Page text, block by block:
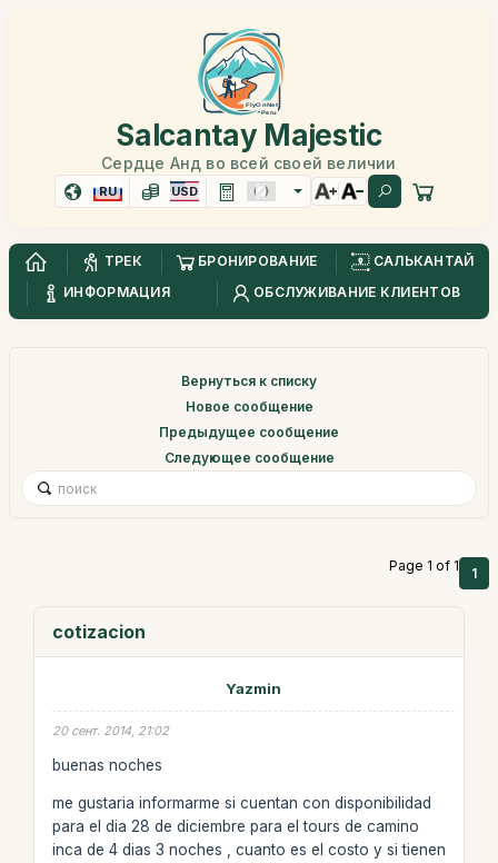
Salcantay Majestic
Сердце Анд во всей своей величии
RU USD
ТРЕК БРОНИРОВАНИЕ
САЛЬКАНТАЙ
ИНФОРМАЦИЯ
ОБСЛУЖИВАНИЕ КЛИЕНТОВ
Вернуться к списку
Новое сообщение
Предыдущее сообщение
Следующее сообщение
Page 1 of 1 1
cotizacion
Yazmin
20 сент. 2014, 21:02
buenas noches
me gustaria informarme si cuentan con disponibilidad
para el dia 28 de diciembre para el tours de camino
inca de 4 dias 3 noches , cuanto es el costo y si tienen